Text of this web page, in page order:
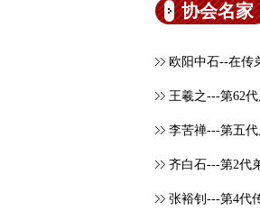
协会名家
欧阳中石--在传
王羲之---第62
李苦禅---第五代
齐白石---第2代
张裕钊---第4代